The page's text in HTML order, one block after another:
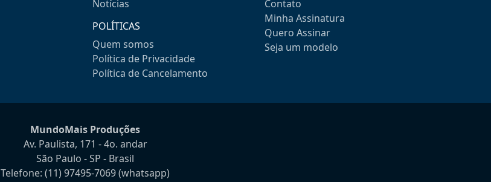
Notícias
POLÍTICAS
Quem somos
Política de Privacidade
Política de Cancelamento
Contato
Minha Assinatura
Quero Assinar
Seja um modelo
MundoMais Produções
Av. Paulista, 171 - 4o. andar
São Paulo - SP - Brasil
Telefone: (11) 97495-7069(whatsapp)